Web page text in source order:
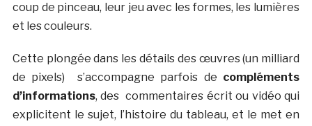
coup de pinceau, leur jeu avec les formes, les lumières
et les couleurs.
Cette plongée dans les détails des œuvres (un milliard
de pixels) s’accompagne parfois de compléments
d’informations, des commentaires écrit ou vidéo qui
explicitent le sujet, l’histoire du tableau, et le met en